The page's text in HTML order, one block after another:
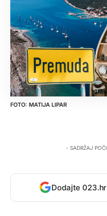
MATIJA LIPAR
- SADRŽAJ
Dodajte